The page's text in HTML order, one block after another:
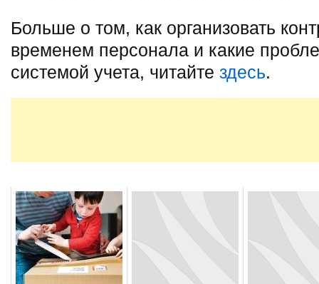
Больше о том, как организовать
временем персонала и какие
системой учета, читайте здесь.